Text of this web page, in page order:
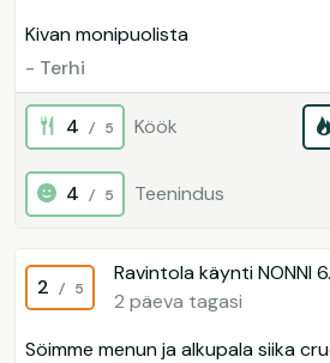
Kivan monipuolista
- Terhi
4 / 5 Köök
4 / 5 Teenindus
2 / 5
Ravintola käynti NONNI
2 päeva tagasi
Söimme menun ja alkupala siika